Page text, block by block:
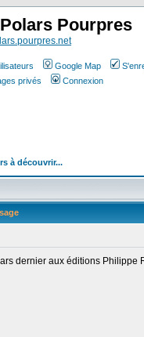
Pourpres
Google Map
privés Connexion
à découvrir...
dernier aux éditions Philippe